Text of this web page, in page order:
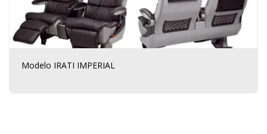
Modelo IRATI IMPERIAL